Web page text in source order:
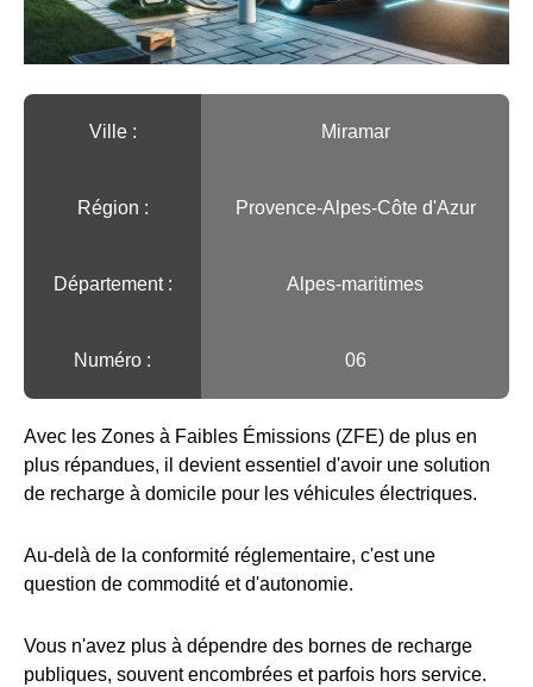
Ville :️ Miramar
Région :️ Provence-Alpes-Côte d'Azur
Département : Alpes-maritimes
Numéro : 06
Avec les Zones à Faibles Émissions (ZFE) de plus en
plus répandues, il devient essentiel d'avoir une solution
de recharge à domicile pour les véhicules électriques.
Au-delà de la conformité réglementaire, c'est une
question de commodité et d'autonomie.
Vous n'avez plus à dépendre des bornes de recharge
publiques, souvent encombrées et parfois hors service.